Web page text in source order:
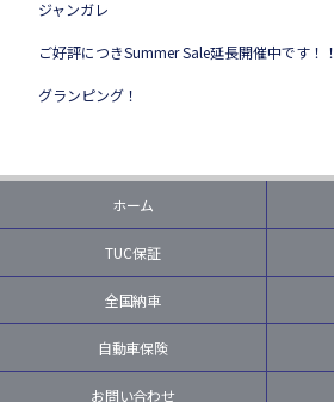
ジャンガレ
ご好評につきSummer Sale延長開催中です！！
グランピング！
ホーム
TUC保証
全国納車
自動車保険
お問い合わせ